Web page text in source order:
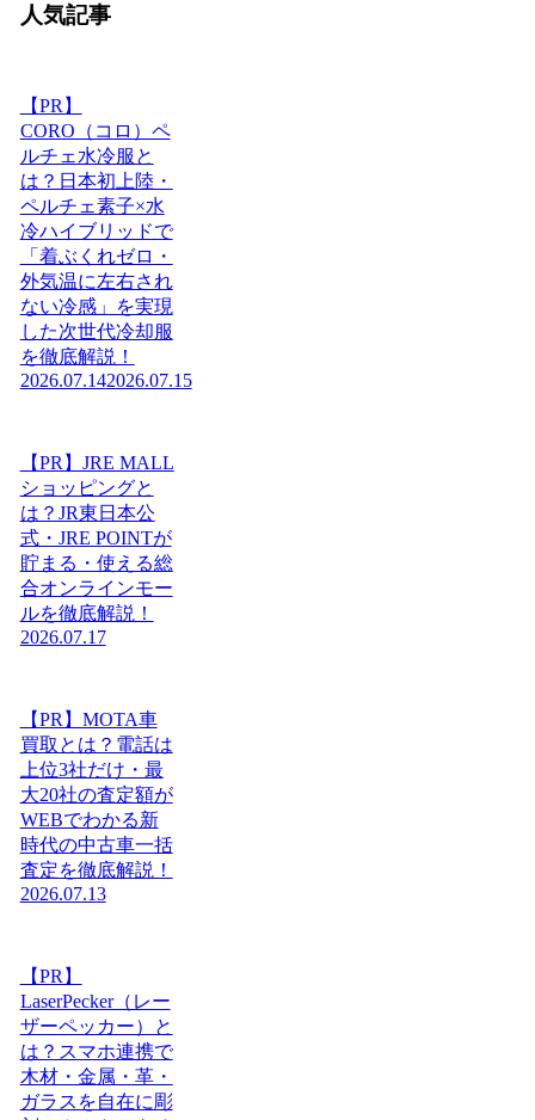
人気記事
【PR】
CORO（コロ）ペ
ルチェ水冷服と
は？日本初上陸・
ペルチェ素子×水
冷ハイブリッドで
「着ぶくれゼロ・
外気温に左右され
ない冷感」を実現
した次世代冷却服
を徹底解説！
2026.07.142026.07.15
【PR】JRE MALL
ショッピングと
は？JR東日本公
式・JRE POINTが
貯まる・使える総
合オンラインモー
ルを徹底解説！
2026.07.17
【PR】MOTA車
買取とは？電話は
上位3社だけ・最
大20社の査定額が
WEBでわかる新
時代の中古車一括
査定を徹底解説！
2026.07.13
【PR】
LaserPecker（レー
ザーペッカー）と
は？スマホ連携で
木材・金属・革・
ガラスを自在に彫